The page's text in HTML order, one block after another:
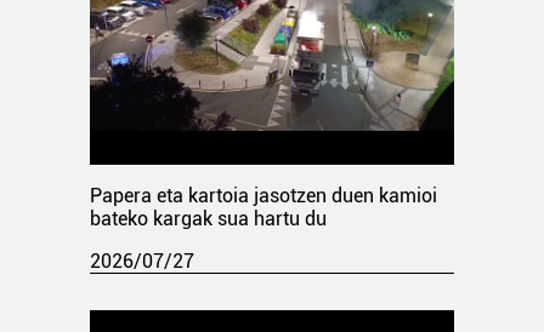
Papera eta kartoia jasotzen duen kamioi
bateko kargak sua hartu du
2026/07/27